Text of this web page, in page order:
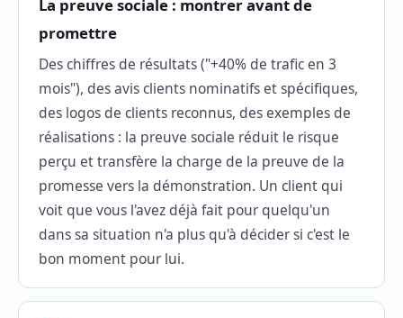
La preuve sociale : montrer avant de
promettre
Des chiffres de résultats ("+40% de trafic en 3
mois"), des avis clients nominatifs et spécifiques,
des logos de clients reconnus, des exemples de
réalisations : la preuve sociale réduit le risque
perçu et transfère la charge de la preuve de la
promesse vers la démonstration. Un client qui
voit que vous l'avez déjà fait pour quelqu'un
dans sa situation n'a plus qu'à décider si c'est le
bon moment pour lui.